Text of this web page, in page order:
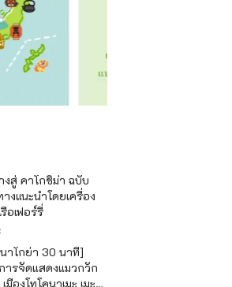
งสู่ คาโกชิม่า ฉบับ
งแนะนำโดยเครื่อง
อเฟอร์รี่
าโกย่า 30 นาที]
ารจัดแสดงแมวกวัก
องโทโคนาเมะ เมะ